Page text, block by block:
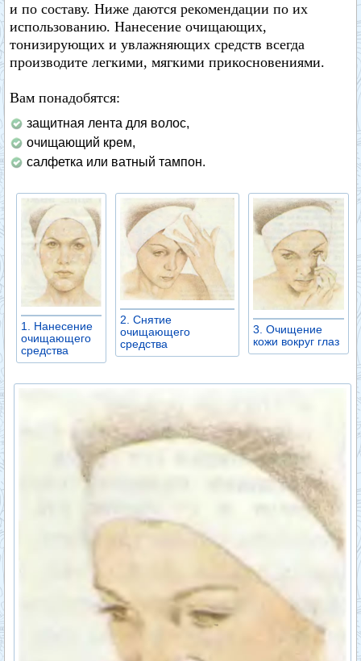
и по составу. Ниже даются рекомендации по их
использованию. Нанесение очищающих,
тонизирующих и увлажняющих средств всегда
производите легкими, мягкими прикосновениями.
Вам понадобятся:
защитная лента для волос,
очищающий крем,
салфетка или ватный тампон.
1. Нанесение
очищающего
средства
2. Снятие
очищающего
средства
3. Очищение
кожи вокруг глаз